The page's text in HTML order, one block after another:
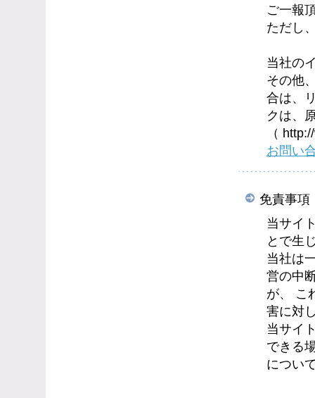
ご一報
ただし
当社の
その他
合は、
クは、
（
お問い
免責事項
当サイ
とで生
当社は
営の中
が、 こ
害に対
当サイ
できる
につい